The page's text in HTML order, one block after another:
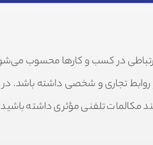
ارتباطی در کسب و کارها محسوب
روابط تجاری و شخصی داشته باشد. در
تلفنی مؤثری داشته باشید